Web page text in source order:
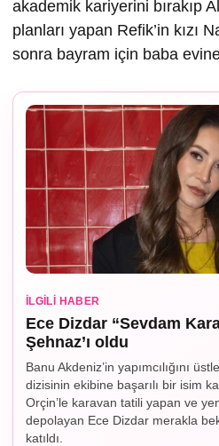
akademik kariyerini bırakıp
planları yapan Refik’in kızı
sonra bayram için baba
İLGILI HABER
Ece Dizdar “Sevdam
Şehnaz’ı oldu
Banu Akdeniz’in yapımcılığını
dizisinin ekibine başarılı bir isim
Orçin’le karavan tatili yapan ve
depolayan Ece Dizdar merakla
katıldı.